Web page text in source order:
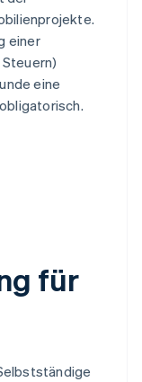
einer
eine
für